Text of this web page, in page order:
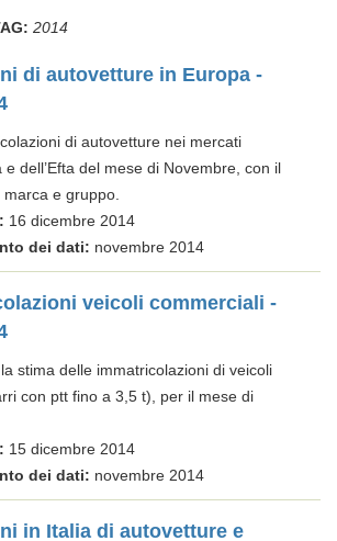
2014
di autovetture in Europa -
di autovetture nei mercati
e dell’Efta del mese di Novembre, con il
e gruppo.
16 dicembre 2014
dei dati: novembre 2014
veicoli commerciali -
la stima delle immatricolazioni di veicoli
con ptt fino a 3,5 t), per il mese di
15 dicembre 2014
dei dati: novembre 2014
in Italia di autovetture e